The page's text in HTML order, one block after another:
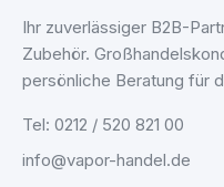
Ihr zuverlässiger B2B-
Zubehör.
persönliche Beratung für
Tel: 0212 / 520 821 00
info@vapor-handel.de